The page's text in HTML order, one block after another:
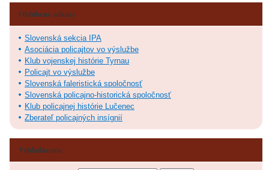
Obľúbené odkazy
Slovenská sekcia IPA
Asociácia policajtov vo výslužbe
Klub vojenskej histórie Tyrnau
Policajt vo výslužbe
Slovenská faleristická spoločnosť
Slovenská policajno-historická spoločnosť
Klub policajnej histórie Lučenec
Zberateľ policajných insígnií
Vyhľadávanie